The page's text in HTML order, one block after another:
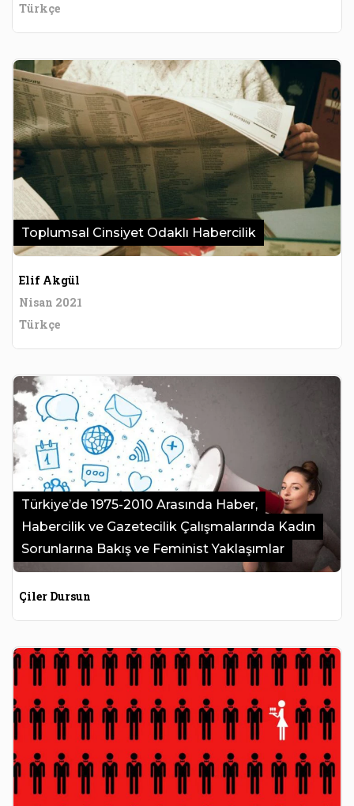
Türkçe
Toplumsal Cinsiyet Odaklı Habercilik
Elif Akgül
Nisan 2021
Türkçe
Türkiye’de 1975-2010 Arasında Haber,
Habercilik ve Gazetecilik Çalışmalarında Kadın
Sorunlarına Bakış ve Feminist Yaklaşımlar
Çiler Dursun